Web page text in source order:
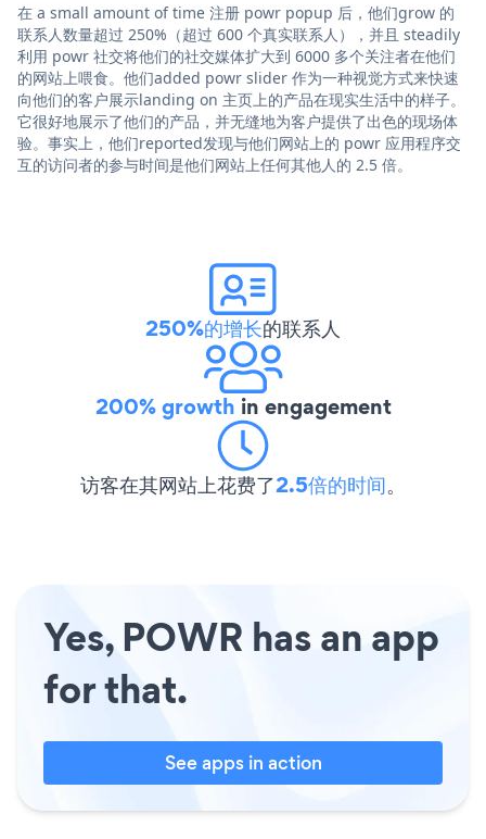
在 a small amount of time 注册 powr popup 后，他们grow 的
联系人数量超过 250%（超过 600 个真实联系人），并且 steadily
利用 powr 社交将他们的社交媒体扩大到 6000 多个关注者在他们
的网站上喂食。他们added powr slider 作为一种视觉方式来快速
向他们的客户展示landing on 主页上的产品在现实生活中的样子。
它很好地展示了他们的产品，并无缝地为客户提供了出色的现场体
验。事实上，他们reported发现与他们网站上的 powr 应用程序交
互的访问者的参与时间是他们网站上任何其他人的 2.5 倍。
250%的增长的联系人
200% growth in engagement
访客在其网站上花费了2.5倍的时间。
Yes, POWR has an app
for that.
See apps in action